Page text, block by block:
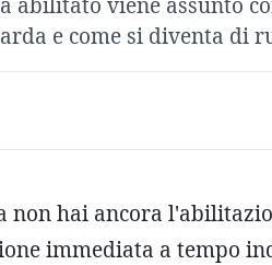
e come si diventa di
non hai ancora
immediata a tempo